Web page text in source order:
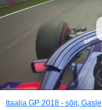
Itaalia GP 2018 - sõit,